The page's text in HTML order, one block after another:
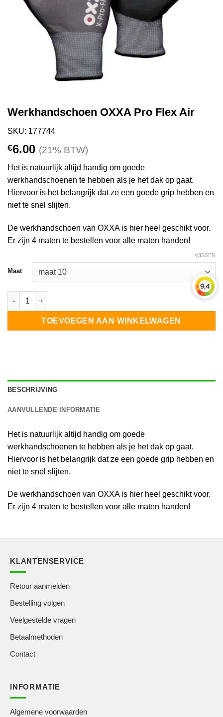
Werkhandschoen OXXA Pro Flex Air
SKU: 177744
€6.00 (21% BTW)
Het is natuurlijk altijd handig om goede
werkhandschoenen te hebben als je het dak op gaat.
Hiervoor is het belangrijk dat ze een goede grip hebben en
niet te snel slijten.
De werkhandschoen van OXXA is hier heel geschikt voor.
Er zijn 4 maten te bestellen voor alle maten handen!
Maat
WISSEN
Werkhandschoen OXXA Pro Flex Air aantal
TOEVOEGEN AAN WINKELWAGEN
BESCHRIJVING
AANVULLENDE INFORMATIE
Het is natuurlijk altijd handig om goede
werkhandschoenen te hebben als je het dak op gaat.
Hiervoor is het belangrijk dat ze een goede grip hebben en
niet te snel slijten.
De werkhandschoen van OXXA is hier heel geschikt voor.
Er zijn 4 maten te bestellen voor alle maten handen!
KLANTENSERVICE
Retour aanmelden
Bestelling volgen
Veelgestelde vragen
Betaalmethoden
Contact
INFORMATIE
Algemene voorwaarden